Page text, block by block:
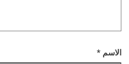
الاسم *